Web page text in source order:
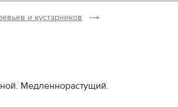
и кустарников
Медленнорастущий.